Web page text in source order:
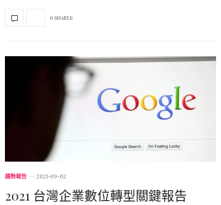
0 SHARES
趨勢報告 2021-09-02
2021 台灣企業數位轉型關鍵報告